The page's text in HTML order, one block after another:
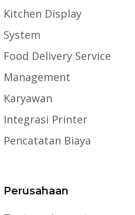
Kitchen Display
System
Food Delivery Service
Management
Karyawan
Integrasi Printer
Pencatatan Biaya
Perusahaan